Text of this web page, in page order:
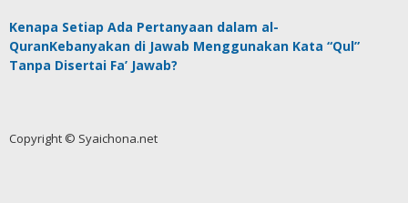
Kenapa Setiap Ada Pertanyaan dalam al-
QuranKebanyakan di Jawab Menggunakan Kata “Qul”
Tanpa Disertai Fa’ Jawab?
Copyright © Syaichona.net